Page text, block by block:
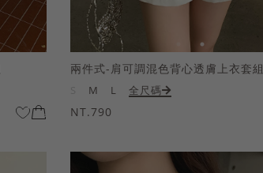
兩件式-肩可調混色背心透膚上衣套組
M L 全尺碼
NT.790